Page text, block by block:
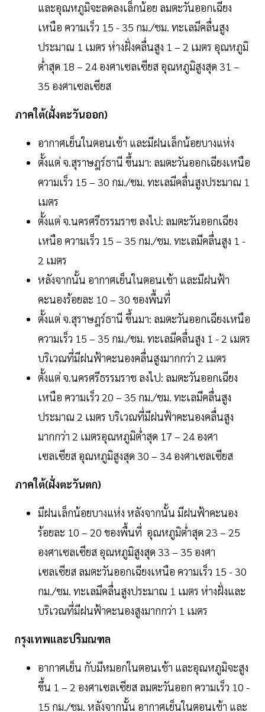
และอุณหภูมิจะลดลงเล็กน้อย ลมตะวันออกเฉียง
เหนือ ความเร็ว 15 - 35 กม./ชม. ทะเลมีคลื่นสูง
ประมาณ 1 เมตร ห่างฝั่งคลื่นสูง 1 – 2 เมตร อุณหภูมิ
ต่ำสุด 18 – 24 องศาเซลเซียส อุณหภูมิสูงสุด 31 –
35 องศาเซลเซียส
ภาคใต้(ฝั่งตะวันออก)
อากาศเย็นในตอนเช้า และมีฝนเล็กน้อยบางแห่ง
ตั้งแต่ จ.สุราษฎร์ธานี ขึ้นมา: ลมตะวันออกเฉียงเหนือ
ความเร็ว 15 – 30 กม./ชม. ทะเลมีคลื่นสูงประมาณ 1
เมตร
ตั้งแต่ จ.นครศรีธรรมราช ลงไป: ลมตะวันออกเฉียง
เหนือ ความเร็ว 15 – 35 กม./ชม. ทะเลมีคลื่นสูง 1 -
2 เมตร
หลังจากนั้น อากาศเย็นในตอนเช้า และมีฝนฟ้า
คะนองร้อยละ 10 – 30 ของพื้นที่
ตั้งแต่ จ.สุราษฎร์ธานี ขึ้นมา: ลมตะวันออกเฉียงเหนือ
ความเร็ว 15 – 35 กม./ชม. ทะเลมีคลื่นสูง 1 - 2 เมตร
บริเวณที่มีฝนฟ้าคะนองคลื่นสูงมากกว่า 2 เมตร
ตั้งแต่ จ.นครศรีธรรมราช ลงไป: ลมตะวันออกเฉียง
เหนือ ความเร็ว 20 – 35 กม./ชม. ทะเลมีคลื่นสูง
ประมาณ 2 เมตร บริเวณที่มีฝนฟ้าคะนองคลื่นสูง
มากกว่า 2 เมตรอุณหภูมิต่ำสุด 17 – 24 องศา
เซลเซียส อุณหภูมิสูงสุด 30 – 34 องศาเซลเซียส
ภาคใต้(ฝั่งตะวันตก)
มีฝนเล็กน้อยบางแห่ง หลังจากนั้น มีฝนฟ้าคะนอง
ร้อยละ 10 – 20 ของพื้นที่ อุณหภูมิต่ำสุด 23 – 25
องศาเซลเซียส อุณหภูมิสูงสุด 33 – 35 องศา
เซลเซียส ลมตะวันออกเฉียงเหนือ ความเร็ว 15 - 30
กม./ชม. ทะเลมีคลื่นสูงประมาณ 1 เมตร ห่างฝั่งและ
บริเวณที่มีฝนฟ้าคะนองสูงมากกว่า 1 เมตร
กรุงเทพและปริมณฑล
อากาศเย็น กับมีหมอกในตอนเช้า และอุณหภูมิจะสูง
ขึ้น 1 – 2 องศาเซลเซียส ลมตะวันออก ความเร็ว 10 -
15 กม./ชม. หลังจากนั้น อากาศเย็นในตอนเช้า และ